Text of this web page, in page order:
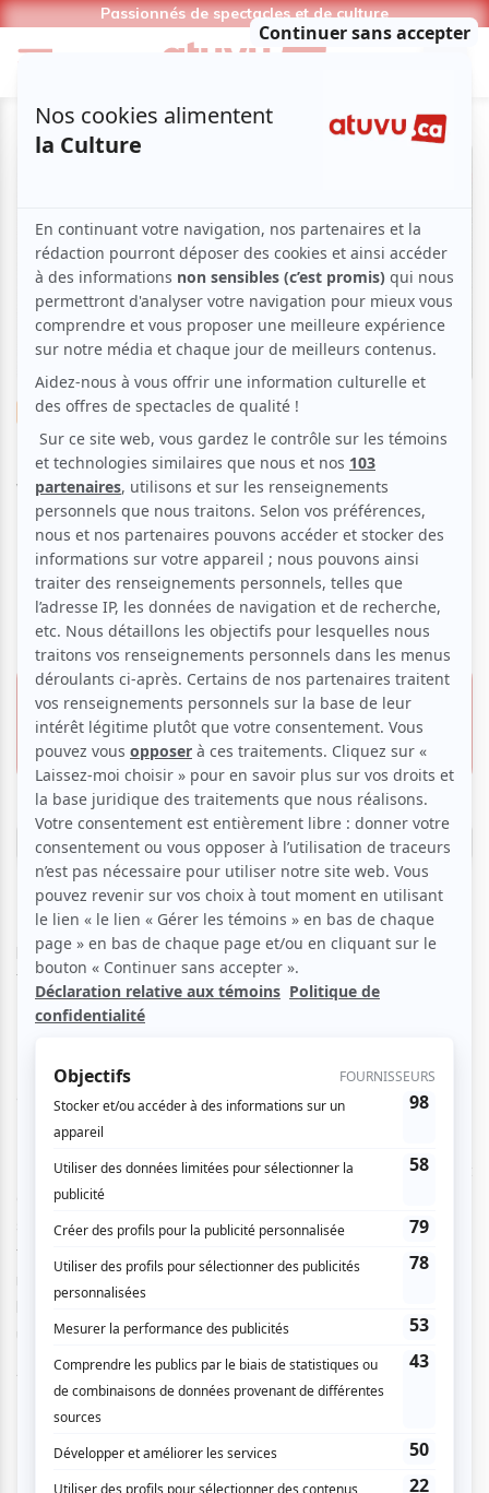
Passionnés de spectacles et de culture
Théâtre Théâtre amateur Drame Répertoire
Festival des Amateurs de Théâtre à
Victoriaville
FATV: « La nuit où Laurier
Gaudreault s’est réveillé »
1 juillet 2026 - 13h00
Pavillon du Mont Arthabaska
100, Chemin du Mont Arthabaska,
Victoriaville
20.00 $
2 pour 20.00 $
Réserver
Le Festival des Amateurs de Théâtre à Victoriaville
présente pour sa 12e édition un spectacle de la troupe de
théâtre Montserrat, de Mont-Laurier.
La nuit où Laurier Gaudreault s'est réveillé (13 ans et
Résumé :
L’histoire s’ouvre alors qu’une famille se réunit après la mort
de la mère. Ce retour forcé devient le catalyseur d’une
série de révélations : un événement survenu vingt ans plus
tôt refait surface, bouleversant l’équilibre fragile entre les
membres du clan. Le personnage de Laurier Gaudreault,
longtemps absent, devient le point autour duquel gravite
une vérité que chacun tente d’éviter depuis des décennies.
Auteurs : Michel-Marc Bouchard
Mise en scène: François Deslauriers et Michel Brunet
Note : C’est leur seconde participation au festival. Ils ont